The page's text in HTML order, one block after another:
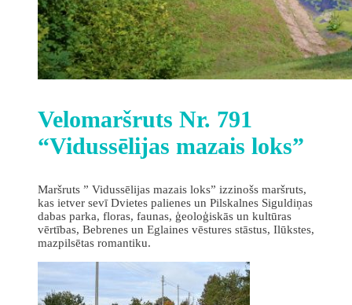
Velomaršruts Nr. 791
“Vidussēlijas mazais loks”
Maršruts ” Vidussēlijas mazais loks” izzinošs maršruts,
kas ietver sevī Dvietes palienes un Pilskalnes Siguldiņas
dabas parka, floras, faunas, ģeoloģiskās un kultūras
vērtības, Bebrenes un Eglaines vēstures stāstus, Ilūkstes,
mazpilsētas romantiku.